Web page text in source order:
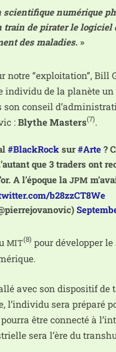
numé­rique
train de pira­ter le
des mala­dies. »
notre “exploi­ta­tion”, Bill
indi­vi­du de la pla­nète
son conseil
:Blythe Masters(7).
#BlackRock sur#Arte ?
que 3 tra­ders ont
A l’é­poque laJPM
b28zzCT8We
MIT(8) pour déve­lop­per
avec son dis­po­si­tif de
l’individu sera pré­pa­ré
être connec­té à
sera l’ère du